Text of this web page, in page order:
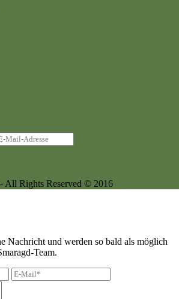
All Rights Reserved © 2016
Nachricht und werden so bald als möglich
Team.